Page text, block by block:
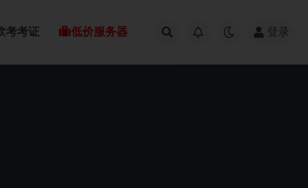
考考证 低价服务器 登录